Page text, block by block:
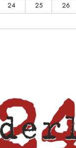
24 25 26